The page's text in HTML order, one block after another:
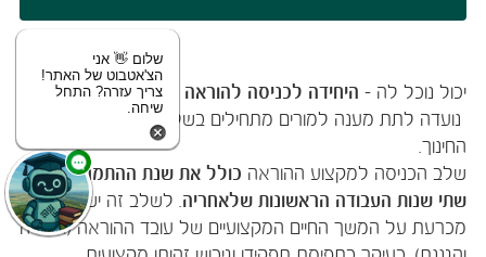
יכול נוכל לה -היחידה לכניסה להוראה במכללת אורנים
נועדה לתת מענה למורים מתחילים בשלב הכניסה למערכת
החינוך.
שלב הכניסה למקצוע ההוראה כולל את שנת ההתמחות ואת
שתי שנות העבודה הראשונות שלאחריה. לשלב זה יש השפעה
מכרעת על המשך החיים המקצועיים של עובד ההוראה (המורה
שלום 👋 אני
הצ'אטבוט של האתר!
צריך עזרה? התחל
שיחה.